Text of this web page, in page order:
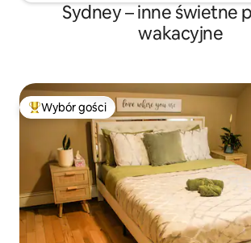
Sydney – inne świetne
wakacyjne
Najpopularniejsze z kategorii Wybór gości
Wybór gości